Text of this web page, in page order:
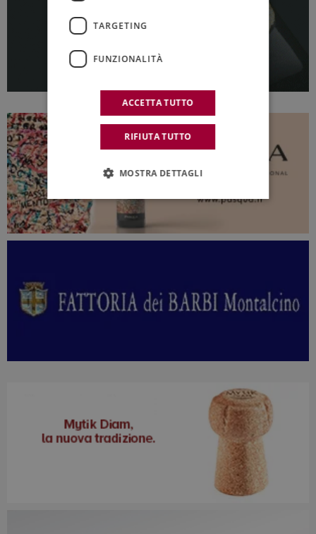
TARGETING
FUNZIONALITÀ
ACCETTA TUTTO
RIFIUTA TUTTO
MOSTRA DETTAGLI